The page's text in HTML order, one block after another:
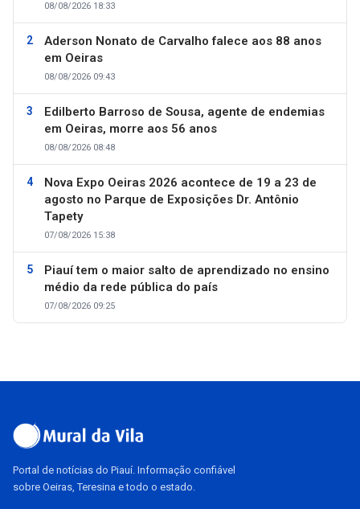
08/08/2026 18:33
Aderson Nonato de Carvalho falece aos 88 anos
em Oeiras
08/08/2026 09:43
Edilberto Barroso de Sousa, agente de endemias
em Oeiras, morre aos 56 anos
08/08/2026 08:48
Nova Expo Oeiras 2026 acontece de 19 a 23 de
agosto no Parque de Exposições Dr. Antônio
Tapety
07/08/2026 15:38
Piauí tem o maior salto de aprendizado no ensino
médio da rede pública do país
07/08/2026 09:25
Portal de notícias do Piauí. Informação confiável
sobre Oeiras, Teresina e todo o estado.